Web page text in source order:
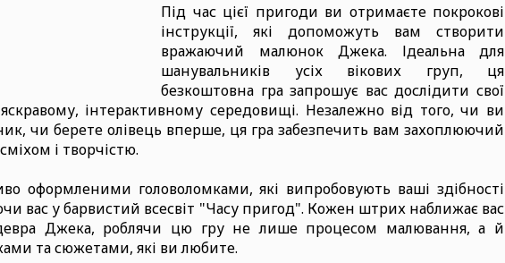
Під час цієї пригоди ви отримаєте покрокові
інструкції, які допоможуть вам створити
вражаючий малюнок Джека. Ідеальна для
шанувальників усіх вікових груп, ця
безкоштовна гра запрошує вас дослідити свої
інтерактивному середовищі. Незалежно від того, чи ви
чи берете олівець вперше, ця гра забезпечить вам захоплюючий
і творчістю.
оформленими головоломками, які випробовують ваші здібності
вас у барвистий всесвіт "Часу пригод". Кожен штрих наближає вас
Джека, роблячи цю гру не лише процесом малювання, а й
та сюжетами, які ви любите.